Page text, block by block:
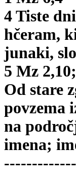
4 Tiste
hčeram,
junaki,
5 Mz
Od stare
povzema
na
imena;